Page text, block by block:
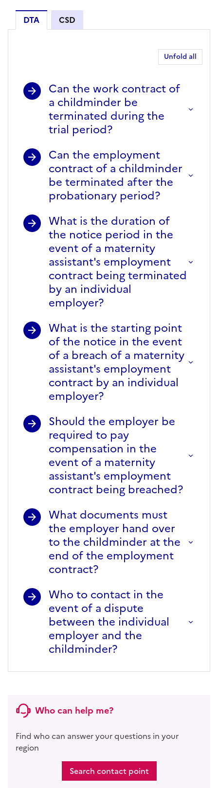
DTA CSD
Unfold all
Can the work contract of
a childminder be
terminated during the
trial period?
Can the employment
contract of a childminder
be terminated after the
probationary period?
What is the duration of
the notice period in the
event of a maternity
assistant's employment
contract being terminated
by an individual
employer?
What is the starting point
of the notice in the event
of a breach of a maternity
assistant's employment
contract by an individual
employer?
Should the employer be
required to pay
compensation in the
event of a maternity
assistant's employment
contract being breached?
What documents must
the employer hand over
to the childminder at the
end of the employment
contract?
Who to contact in the
event of a dispute
between the individual
employer and the
childminder?
Who can help me?
Find who can answer your questions in your
region
Search contact point